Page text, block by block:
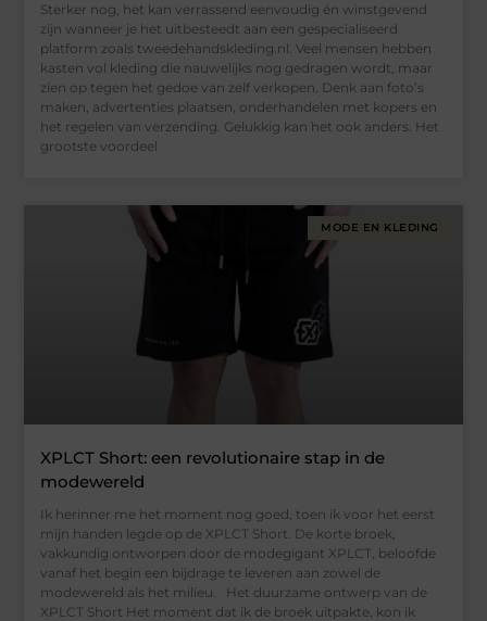
Sterker nog, het kan verrassend eenvoudig én winstgevend
zijn wanneer je het uitbesteedt aan een gespecialiseerd
platform zoals tweedehandskleding.nl. Veel mensen hebben
kasten vol kleding die nauwelijks nog gedragen wordt, maar
zien op tegen het gedoe van zelf verkopen. Denk aan foto’s
maken, advertenties plaatsen, onderhandelen met kopers en
het regelen van verzending. Gelukkig kan het ook anders. Het
grootste voordeel
MODE EN KLEDING
XPLCT Short: een revolutionaire stap in de
modewereld
Ik herinner me het moment nog goed, toen ik voor het eerst
mijn handen legde op de XPLCT Short. De korte broek,
vakkundig ontworpen door de modegigant XPLCT, beloofde
vanaf het begin een bijdrage te leveren aan zowel de
modewereld als het milieu. Het duurzame ontwerp van de
XPLCT Short Het moment dat ik de broek uitpakte, kon ik